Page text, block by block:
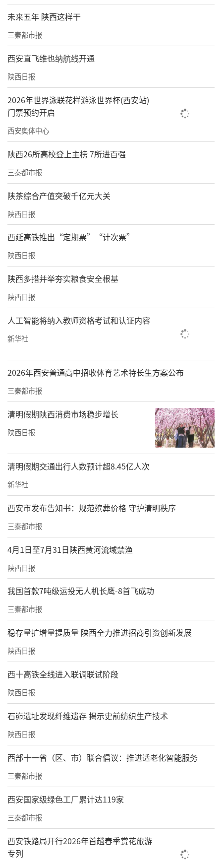
未来五年 陕西这样干
三秦都市报
西安直飞维也纳航线开通
陕西日报
2026年世界泳联花样游泳世界杯(西安站)
门票预约开启
西安奥体中心
陕西26所高校登上主榜 7所进百强
三秦都市报
陕茶综合产值突破千亿元大关
陕西日报
西延高铁推出“定期票”“计次票”
陕西日报
陕西多措并举夯实粮食安全根基
陕西日报
人工智能将纳入教师资格考试和认证内容
新华社
2026年西安普通高中招收体育艺术特长生方案公布
三秦都市报
清明假期陕西消费市场稳步增长
陕西日报
清明假期交通出行人数预计超8.45亿人次
新华社
西安市发布告知书：规范殡葬价格 守护清明秩序
三秦都市报
4月1日至7月31日陕西黄河流域禁渔
陕西日报
我国首款7吨级运投无人机长鹰-8首飞成功
三秦都市报
稳存量扩增量提质量 陕西全力推进招商引资创新发展
陕西日报
西十高铁全线进入联调联试阶段
陕西日报
石峁遗址发现纤维遗存 揭示史前纺织生产技术
陕西日报
西部十一省（区、市）联合倡议：推进适老化智能服务
三秦都市报
西安国家级绿色工厂累计达119家
三秦都市报
西安铁路局开行2026年首趟春季赏花旅游
专列